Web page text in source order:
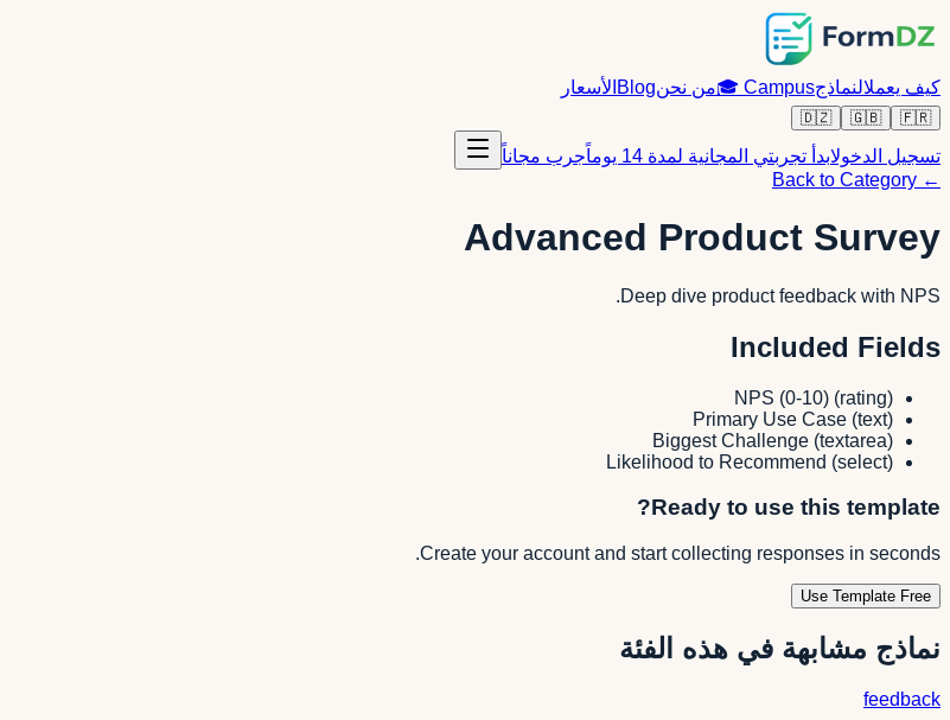
كيف يعملالنماذجCampus
🎓من نحنBlog الأسعار
🇫🇷
🇬🇧
🇩🇿
تسجيل الدخولابدأ تجربتي المجانية لمدة 14 يوماً
جرب مجاناً
← Back to Category
Advanced Product Survey
Deep dive product feedback with NPS.
Included Fields
NPS (0-10) (rating)
Primary Use Case (text)
Biggest Challenge (textarea)
Likelihood to Recommend (select)
Ready to use this template?
Create your account and start collecting responses in seconds.
Use Template Free
نماذج مشابهة في هذه الفئة
feedback